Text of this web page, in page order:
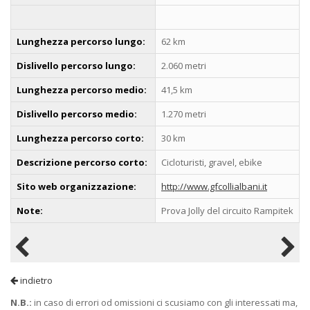
Lunghezza percorso lungo:
62 km
Dislivello percorso lungo:
2.060 metri
Lunghezza percorso medio:
41,5 km
Dislivello percorso medio:
1.270 metri
Lunghezza percorso corto:
30 km
Descrizione percorso corto:
Cicloturisti, gravel, ebike
Sito web organizzazione:
http://www.gfcollialbani.it
Note:
Prova Jolly del circuito Rampitek
indietro
N.B.: in caso di errori od omissioni ci scusiamo con gli interessati ma,